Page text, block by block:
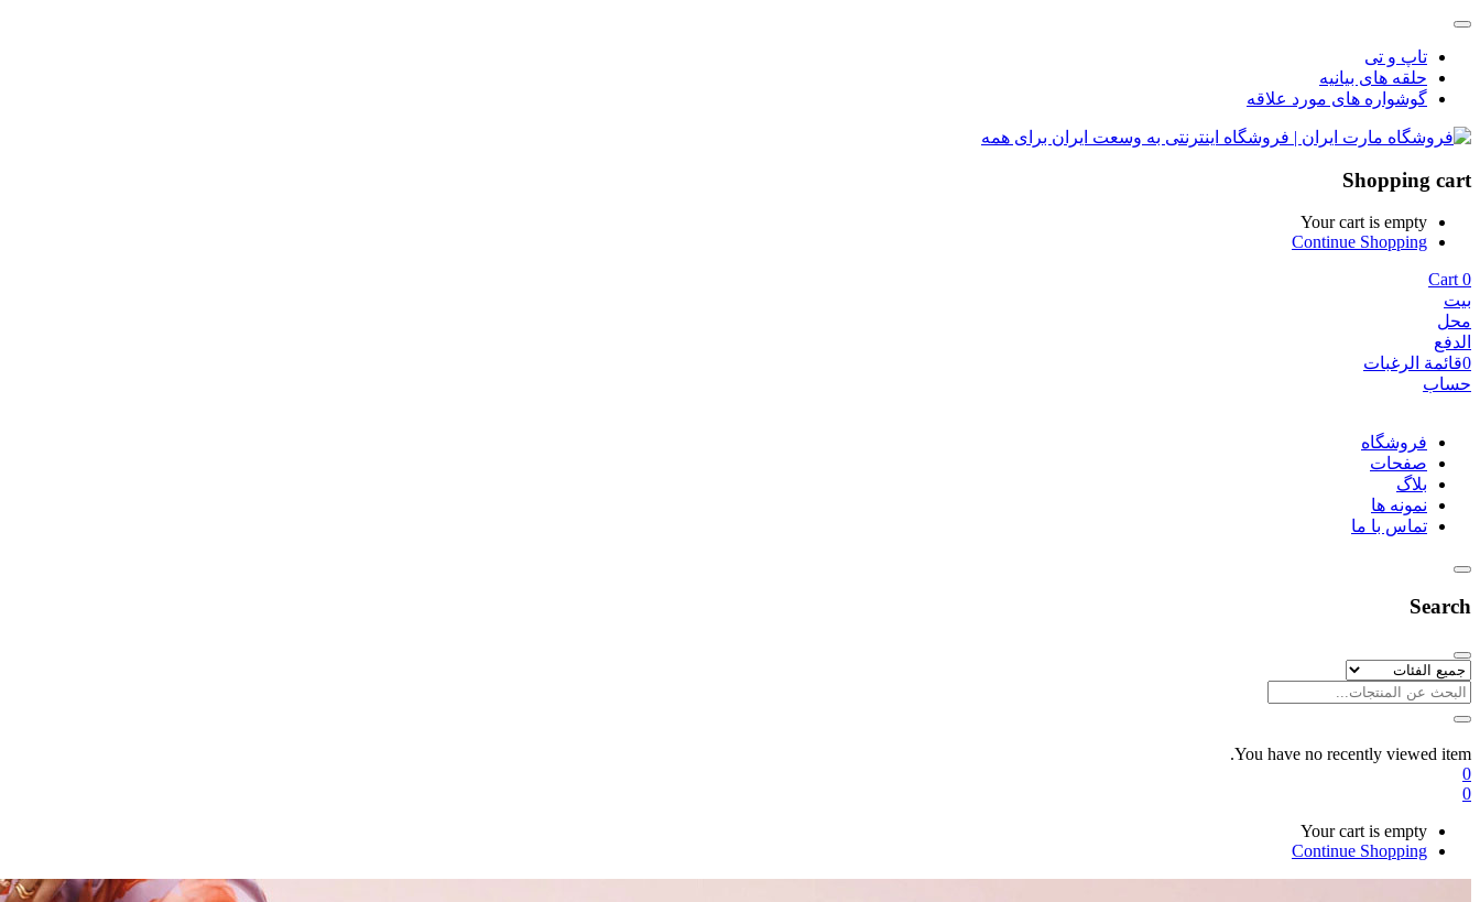
تاپ و تی
حلقه های بیانیه
گوشواره های مورد علاقه
Shopping cart
Your cart is empty
Continue Shopping
0
Cart
بيت
محل
الدفع
0قائمة الرغبات
حساب
فروشگاه
صفحات
بلاگ
نمونه ها
تماس با ما
Search
You have no recently viewed item.
0
0
Your cart is empty
Continue Shopping